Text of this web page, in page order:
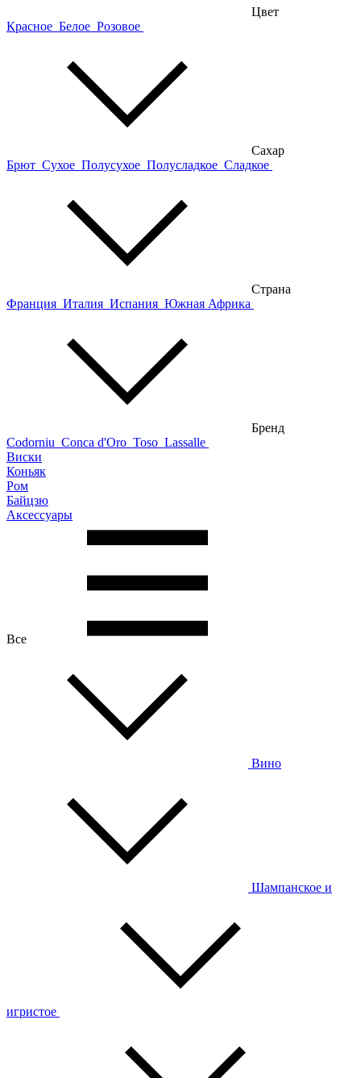
Цвет
Красное Белое Розовое
Сахар
Брют Сухое Полусухое Полусладкое Сладкое
Страна
Франция Италия Испания Южная Африка
Бренд
Codorniu Conca d'Oro Toso Lassalle
Виски
Коньяк
Ром
Байцзю
Аксессуары
Все
Вино
Шампанское и
игристое